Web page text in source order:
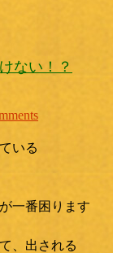
ない！？
いる
一番困ります
、出される